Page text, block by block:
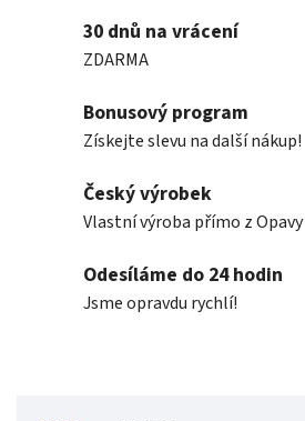
30 dnů na vrácení
ZDARMA
Bonusový program
Získejte slevu na další nákup!
Český výrobek
Vlastní výroba přímo z Opavy
Odesíláme do 24 hodin
Jsme opravdu rychlí!